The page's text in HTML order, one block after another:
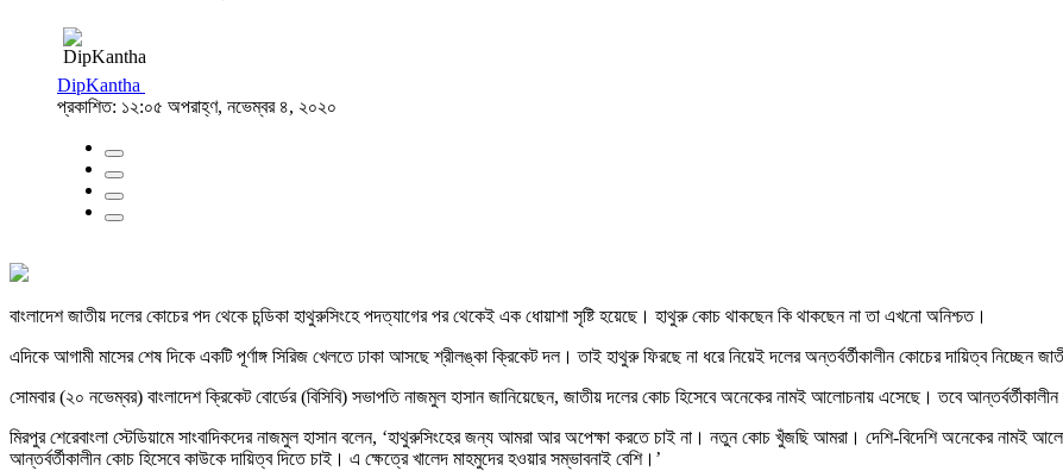
DipKantha
প্রকাশিত: ১২:০৫ অপরাহ্ণ, নভেম্বর ৪, ২০২০
বাংলাদেশ জাতীয় দলের কোচের পদ থেকে চন্ডিকা হাথুরুসিংহে পদত্যাগের পর থেকেই এক ধোয়াশা সৃষ্টি হয়েছে। হাথুরু কোচ থাকছেন কি থাকছেন না তা এখনো অনিশ্চত।
এদিকে আগামী মাসের শেষ দিকে একটি পূর্ণাঙ্গ সিরিজ খেলতে ঢাকা আসছে শ্রীলঙ্কা ক্রিকেট দল। তাই হাথুরু ফিরছে না ধরে নিয়েই দলের অন্তর্বর্তীকালীন কোচের দায়িত্ব নিচ্ছেন
সোমবার (২০ নভেম্বর) বাংলাদেশ ক্রিকেট বোর্ডের (বিসিবি) সভাপতি নাজমুল হাসান জানিয়েছেন, জাতীয় দলের কোচ হিসেবে অনেকের নামই আলোচনায় এসেছে। তবে
মিরপুর শেরেবাংলা স্টেডিয়ামে সাংবাদিকদের নাজমুল হাসান বলেন, ‘হাথুরুসিংহের জন্য আমরা আর অপেক্ষা করতে চাই না। নতুন কোচ খুঁজছি আমরা। দেশি-বিদেশি অনেকের
আন্তর্বর্তীকালীন কোচ হিসেবে কাউকে দায়িত্ব দিতে চাই। এ ক্ষেত্রে খালেদ মাহমুদের হওয়ার সম্ভাবনাই বেশি।’